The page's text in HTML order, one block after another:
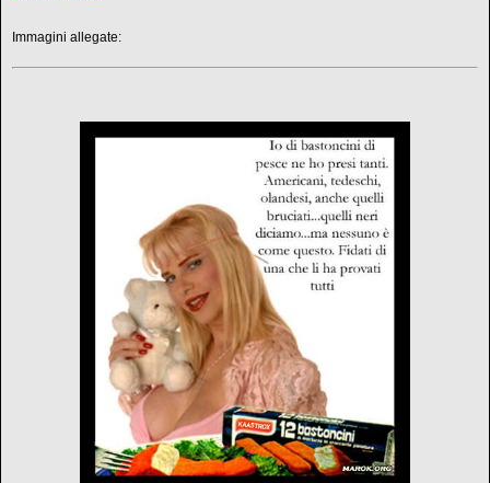
Immagini allegate: